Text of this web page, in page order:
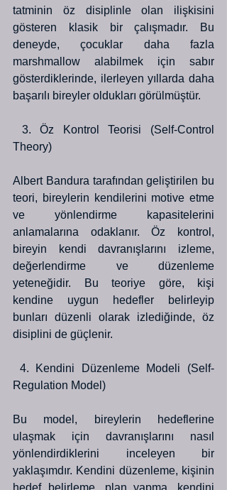
tatminin öz disiplinle olan ilişkisini
gösteren klasik bir çalışmadır. Bu
deneyde, çocuklar daha fazla
marshmallow alabilmek için sabır
gösterdiklerinde, ilerleyen yıllarda daha
başarılı bireyler oldukları görülmüştür.
3. Öz Kontrol Teorisi (Self-Control
Theory)
Albert Bandura tarafından geliştirilen bu
teori, bireylerin kendilerini motive etme
ve yönlendirme kapasitelerini
anlamalarına odaklanır. Öz kontrol,
bireyin kendi davranışlarını izleme,
değerlendirme ve düzenleme
yeteneğidir. Bu teoriye göre, kişi
kendine uygun hedefler belirleyip
bunları düzenli olarak izlediğinde, öz
disiplini de güçlenir.
4. Kendini Düzenleme Modeli (Self-
Regulation Model)
Bu model, bireylerin hedeflerine
ulaşmak için davranışlarını nasıl
yönlendirdiklerini inceleyen bir
yaklaşımdır. Kendini düzenleme, kişinin
hedef belirleme, plan yapma, kendini